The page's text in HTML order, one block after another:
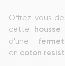
Offrez-vous
cette housse
d'une
en coton